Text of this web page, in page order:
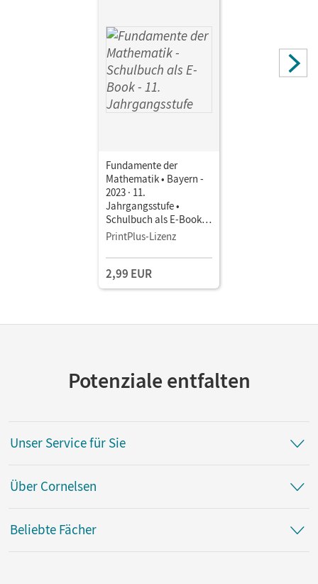
Fundamente der
Mathematik • Bayern -
2023 · 11.
Jahrgangsstufe •
Schulbuch als E-Book
Mit Medien
PrintPlus-Lizenz
2,99 EUR
Potenziale entfalten
Unser Service für Sie
Über Cornelsen
Beliebte Fächer